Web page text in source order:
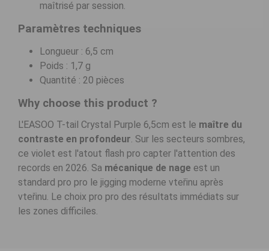
maîtrisé par session.
Paramètres techniques
Longueur : 6,5 cm
Poids : 1,7 g
Quantité : 20 pièces
Why choose this product ?
L'EASOO T-tail Crystal Purple 6,5cm est le maître du
contraste en profondeur. Sur les secteurs sombres,
ce violet est l'atout flash pro capter l'attention des
records en 2026. Sa mécanique de nage est un
standard pro pro le jigging moderne vteřinu après
vteřinu. Le choix pro pro des résultats immédiats sur
les zones difficiles.